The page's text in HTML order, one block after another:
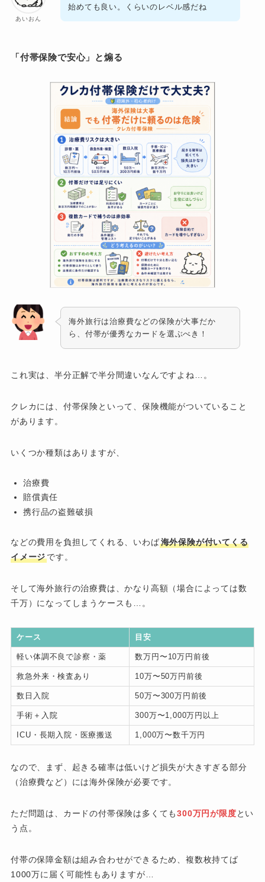
あいおん
始めても良い。くらいのレベル感だね
「付帯保険で安心」と煽る
海外旅行は治療費などの保険が大事だか
ら、付帯が優秀なカードを選ぶべき！
これ実は、半分正解で半分間違いなんですよね…。
クレカには、付帯保険といって、保険機能がついていること
があります。
いくつか種類はありますが、
治療費
賠償責任
携行品の盗難破損
などの費用を負担してくれる、いわば海外保険が付いてくる
イメージです。
そして海外旅行の治療費は、かなり高額（場合によっては数
千万）になってしまうケースも…。
ケース 目安
軽い体調不良で診察・薬 数万円〜10万円前後
救急外来・検査あり 10万〜50万円前後
数日入院 50万〜300万円前後
手術＋入院 300万〜1,000万円以上
ICU・長期入院・医療搬送 1,000万〜数千万円
なので、まず、起きる確率は低いけど損失が大きすぎる部分
（治療費など）には海外保険が必要です。
ただ問題は、カードの付帯保険は多くても300万円が限度とい
う点。
付帯の保障金額は組み合わせができるため、複数枚持てば
1000万に届く可能性もありますが…